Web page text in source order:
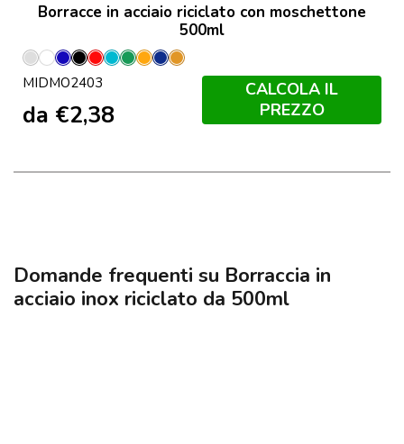
Borracce in acciaio riciclato con moschettone
500ml
Argento
Opaco
Bianco
BluNeroRosso
Turchese
Verde
Arancio
Francese
Ochre
MIDMO2403
da €2,38
CALCOLA IL
PREZZO
Domande frequenti su Borraccia in
acciaio inox riciclato da 500ml